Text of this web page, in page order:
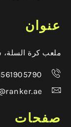
عنوان
ملعب كرة السلة، شارع 28، مدينة محمد بن
صفحات